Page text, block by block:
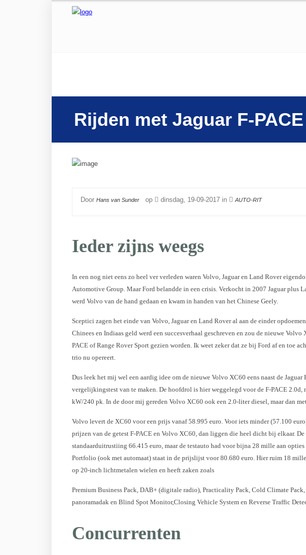
Rijden met Jaguar F-
Door Hans van Sunder op dinsdag, 19-09-2017 in AUTO-RIT
Ieder zijns weegs
In een nog niet eens zo heel ver verleden waren Volvo, Jaguar en Land Rover
Automotive Group. Maar Ford belandde in een crisis. Verkocht in 2007 Jaguar plus
werd Volvo van de hand gedaan en kwam in handen van het Chinese Geely.
Sceptici zagen het einde van Volvo, Jaguar en Land Rover al aan de einder
Chinees en Indiaas geld werd een succesverhaal geschreven en zou de nieuwe
PACE of Range Rover Sport gezien worden. Ik weet zeker dat ze bij Ford af en toe
trio nu opereert.
Dus leek het mij wel een aardig idee om de nieuwe Volvo XC60 eens naast de Jaguar
vergelijkingstest van te maken. De hoofdrol is hier weggelegd voor de F-PACE 2.0d,
kW/240 pk. In de door mij gereden Volvo XC60 ook een 2.0-liter diesel, maar dan
Volvo levert de XC60 voor een prijs vanaf 58.995 euro. Voor iets minder (57.100
prijzen van de getest F-PACE en Volvo XC60, dan liggen die heel dicht bij elkaar.
standaarduitrustiing 66.415 euro, maar de testauto had voor bijna 28 mille aan opties
Portfolio (ook met automaat) staat in de prijslijst voor 80.680 euro. Hier ruim 18
op 20-inch lichtmetalen wielen en heeft zaken zoals
Premium Business Pack, DAB+ (digitale radio), Practicality Pack, Cold Climate
panoramadak en Blind Spot Monitor,Closing Vehicle System en Reverse Traffic
Concurrenten